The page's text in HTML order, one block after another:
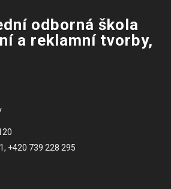
odborná škola
a reklamní tvorby,
+420 739 228 295